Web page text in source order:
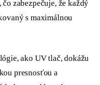
zabezpečuje, že každý
s maximálnou
ako UV tlač, dokážu
presnosťou a